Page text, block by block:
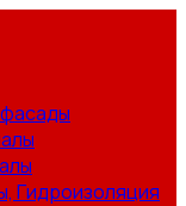
Гидроизоляция